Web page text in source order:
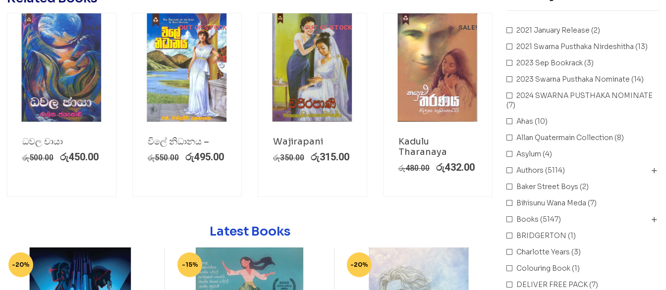
SALE!
ධවල චායා
රු500.00 රු450.00
OUT OF STOCK
විලේ නිධානය –
රු550.00 රු495.00
OUT OF STOCK
Wajirapani
රු350.00 රු315.00
SALE!
Kadulu
Tharanaya
රු480.00 රු432.00
Latest Books
-20% -15% -20%
2021 January Release (2)
2021 Swarna Pusthaka Nirdeshitha (13)
2023 Sep Bookrack (3)
2023 Swarna Pusthaka Nominate (14)
2024 SWARNA PUSTHAKA NOMINATE
(7)
Ahas (10)
Allan Quatermain Collection (8)
Asylum (4)
Authors (5114)
Baker Street Boys (2)
Bihisunu Wana Meda (7)
Books (5147)
BRIDGERTON (1)
Charlotte Years (3)
Colouring Book (1)
DELIVER FREE PACK (7)